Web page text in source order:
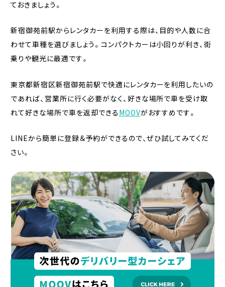
ておきましょう。
新宿御苑前駅からレンタカーを利用する際は、目的や人数に合
わせて車種を選びましょう。コンパクトカーは小回りが利き、街
乗りや観光に最適です。
東京都新宿区新宿御苑前駅で快適にレンタカーを利用したいの
であれば、営業所に行く必要がなく、好きな場所で車を受け取
れて好きな場所で車を返却できる MOOVがおすすめです。
LINEから簡単に登録＆予約ができるので、ぜひ試してみてくだ
さい。